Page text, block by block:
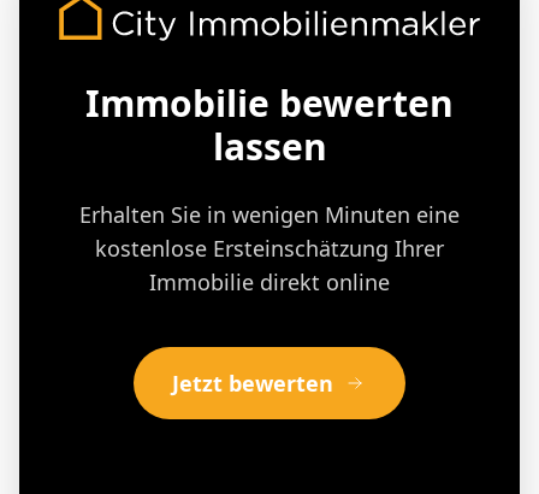
Immobilie bewerten
lassen
Erhalten Sie in wenigen Minuten eine
kostenlose Ersteinschätzung Ihrer
Immobilie direkt online
Jetzt bewerten